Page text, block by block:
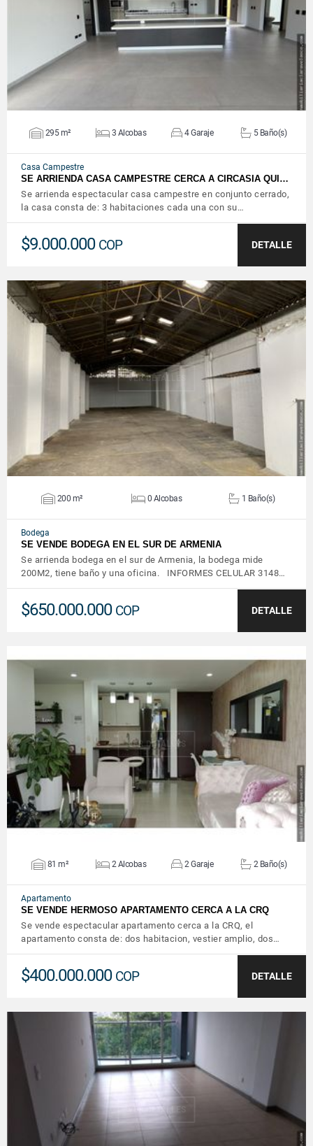
VER DETALLES
295 m² 3 Alcobas 4 Garaje 5 Baño(s)
Casa Campestre
SE ARRIENDA CASA CAMPESTRE CERCA A CIRCASIA QUI…
Se arrienda espectacular casa campestre en conjunto cerrado,
la casa consta de: 3 habitaciones cada una con su…
$9.000.000 COP DETALLE
VER DETALLES
200 m² 0 Alcobas 1 Baño(s)
Bodega
SE VENDE BODEGA EN EL SUR DE ARMENIA
Se arrienda bodega en el sur de Armenia, la bodega mide
200M2, tiene baño y una oficina. INFORMES CELULAR 3148…
$650.000.000 COP DETALLE
VER DETALLES
81 m² 2 Alcobas 2 Garaje 2 Baño(s)
Apartamento
SE VENDE HERMOSO APARTAMENTO CERCA A LA CRQ
Se vende espectacular apartamento cerca a la CRQ, el
apartamento consta de: dos habitacion, vestier amplio, dos…
$400.000.000 COP DETALLE
VER DETALLES